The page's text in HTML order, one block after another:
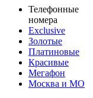
Телефонные
номера
Exclusive
Золотые
Платиновые
Красивые
Мегафон
Москва и МО